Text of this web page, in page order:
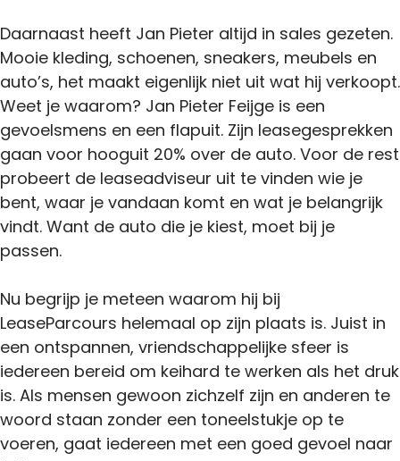
Daarnaast heeft Jan Pieter altijd in sales gezeten.
Mooie kleding, schoenen, sneakers, meubels en
auto’s, het maakt eigenlijk niet uit wat hij verkoopt.
Weet je waarom? Jan Pieter Feijge is een
gevoelsmens en een flapuit. Zijn leasegesprekken
gaan voor hooguit 20% over de auto. Voor de rest
probeert de leaseadviseur uit te vinden wie je
bent, waar je vandaan komt en wat je belangrijk
vindt. Want de auto die je kiest, moet bij je
passen.
Nu begrijp je meteen waarom hij bij
LeaseParcours helemaal op zijn plaats is. Juist in
een ontspannen, vriendschappelijke sfeer is
iedereen bereid om keihard te werken als het druk
is. Als mensen gewoon zichzelf zijn en anderen te
woord staan zonder een toneelstukje op te
voeren, gaat iedereen met een goed gevoel naar